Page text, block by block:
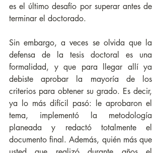
es el último desafío por superar antes de
terminar el doctorado.
Sin embargo, a veces se olvida que la
defensa de la tesis doctoral es una
formalidad, y que para llegar allí ya
debiste aprobar la mayoría de los
criterios para obtener su grado. Es decir,
ya lo más difícil pasó: le aprobaron el
tema, implementó la metodología
planeada y redactó totalmente el
documento final. Además, quién más que